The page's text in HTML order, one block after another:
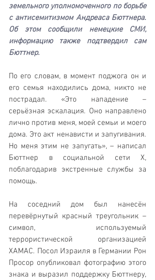
земельного уполномоченного по борьбе
с антисемитизмом Андреаса Бюттнера.
Об этом сообщили немецкие СМИ,
информацию также подтвердил сам
Бюттнер.
По его словам, в момент поджога он и
его семья находились дома, никто не
пострадал. «Это нападение –
серьёзная эскалация. Оно направлено
лично против меня, моей семьи и моего
дома. Это акт ненависти и запугивания.
Но меня этим не запугать», – написал
Бюттнер в социальной сети X,
поблагодарив экстренные службы за
помощь.
На соседний дом был нанесён
перевёрнутый красный треугольник –
символ, используемый
террористической организацией
ХАМАС. Посол Израиля в Германии Рон
Просор опубликовал фотографию этого
знака и выразил поддержку Бюттнеру,